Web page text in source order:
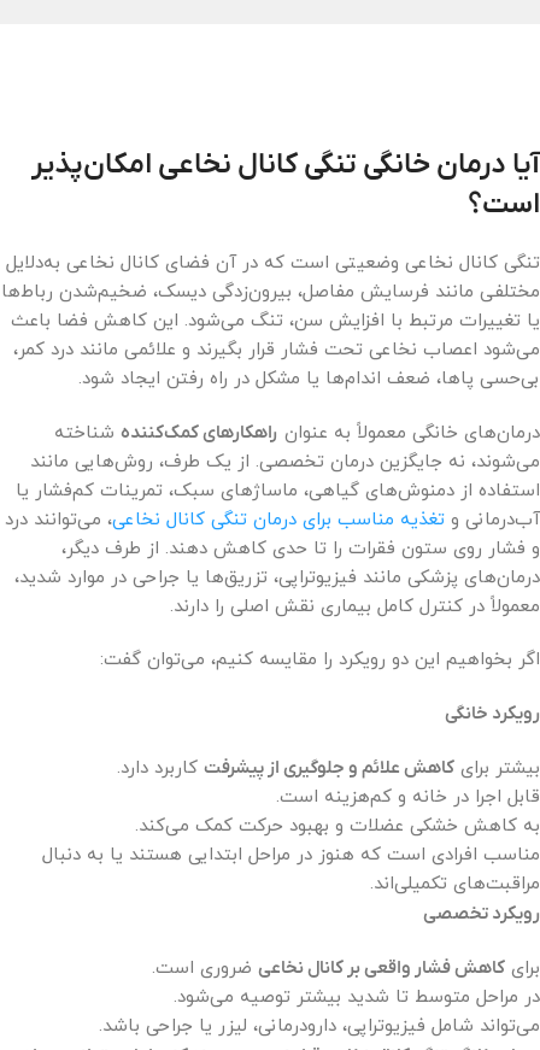
آیا درمان خانگی تنگی کانال نخاعی امکان‌پذیر
است؟
تنگی کانال نخاعی وضعیتی است که در آن فضای کانال نخاعی به‌دلایل
مختلفی مانند فرسایش مفاصل، بیرون‌زدگی دیسک، ضخیم‌شدن رباط‌ها
یا تغییرات مرتبط با افزایش سن، تنگ می‌شود. این کاهش فضا باعث
می‌شود اعصاب نخاعی تحت فشار قرار بگیرند و علائمی مانند درد کمر،
بی‌حسی پاها، ضعف اندام‌ها یا مشکل در راه رفتن ایجاد شود.
درمان‌های خانگی معمولاً به عنوان راهکارهای کمک‌کننده شناخته
می‌شوند، نه جایگزین درمان تخصصی. از یک طرف، روش‌هایی مانند
استفاده از دمنوش‌های گیاهی، ماساژهای سبک، تمرینات کم‌فشار یا
آب‌درمانی و تغذیه مناسب برای درمان تنگی کانال نخاعی، می‌توانند درد
و فشار روی ستون فقرات را تا حدی کاهش دهند. از طرف دیگر،
درمان‌های پزشکی مانند فیزیوتراپی، تزریق‌ها یا جراحی در موارد شدید،
معمولاً در کنترل کامل بیماری نقش اصلی را دارند.
اگر بخواهیم این دو رویکرد را مقایسه کنیم، می‌توان گفت:
رویکرد خانگی
بیشتر برای کاهش علائم و جلوگیری از پیشرفت کاربرد دارد.
قابل اجرا در خانه و کم‌هزینه است.
به کاهش خشکی عضلات و بهبود حرکت کمک می‌کند.
مناسب افرادی است که هنوز در مراحل ابتدایی هستند یا به دنبال
مراقبت‌های تکمیلی‌اند.
رویکرد تخصصی
برای کاهش فشار واقعی بر کانال نخاعی ضروری است.
در مراحل متوسط تا شدید بیشتر توصیه می‌شود.
می‌تواند شامل فیزیوتراپی، دارودرمانی، لیزر یا جراحی باشد.